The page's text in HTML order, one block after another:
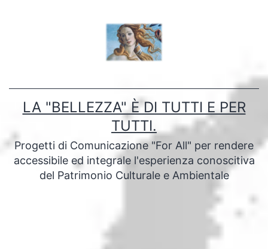
LA "BELLEZZA" È DI TUTTI E PER
TUTTI.
Progetti di Comunicazione "For All" per rendere
accessibile ed integrale l'esperienza conoscitiva
del Patrimonio Culturale e Ambientale